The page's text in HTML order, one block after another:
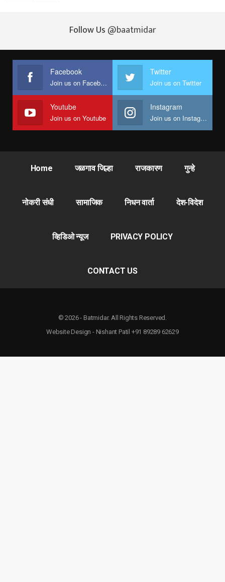
Follow Us @baatmidar
Facebook
Join us on Facebook
Twitter
Join us on Twitter
Youtube
Join us on Youtube
Instagram
Join us on Instagram
Home जळगाव जिल्हा राजकारण गुन्हे
नोकरी संधी सामाजिक निधन वार्ता देश-विदेश
व्हिडिओ न्यूज PRIVACY POLICY
CONTACT US
© 2026 - Batmidar. All Rights Reserved.
Website Design - Nishant Patil +91 89289 62629